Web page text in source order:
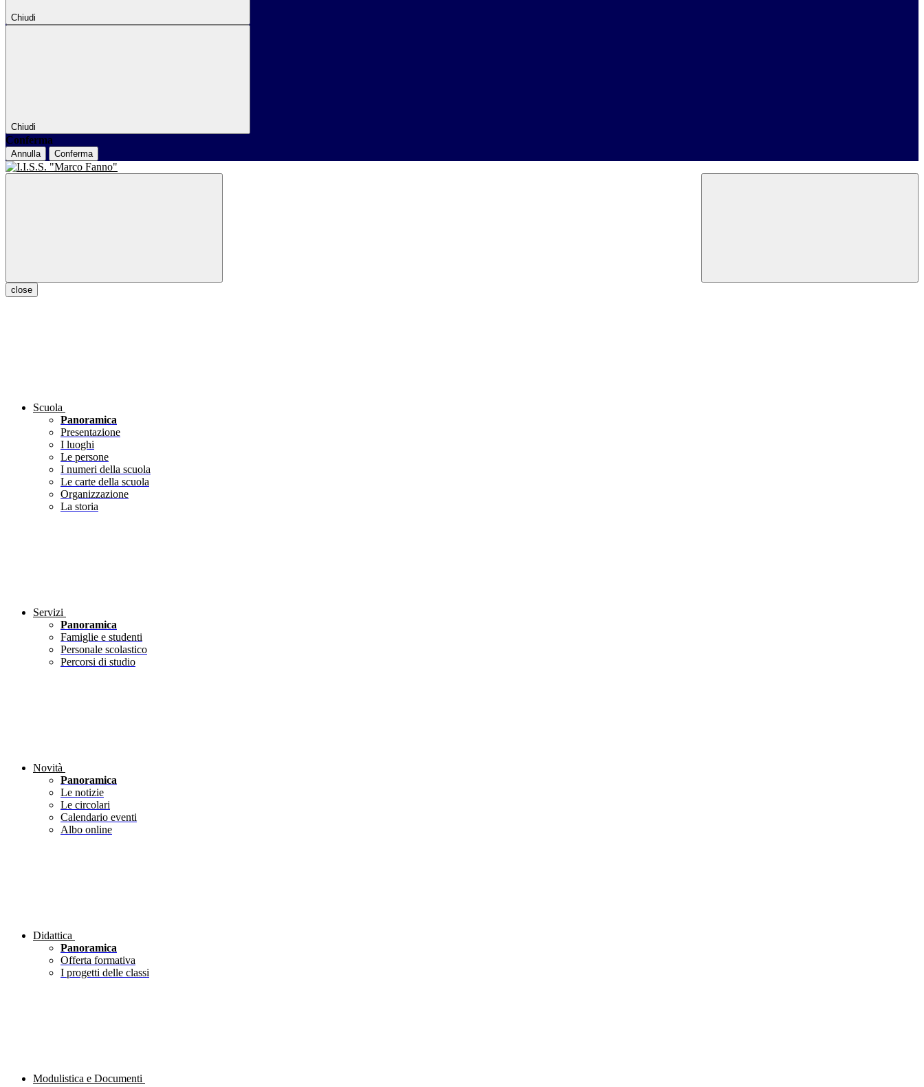
Chiudi
Chiudi
Conferma
Annulla Conferma
close
Scuola
Panoramica
Presentazione
I luoghi
Le persone
I numeri della scuola
Le carte della scuola
Organizzazione
La storia
Servizi
Panoramica
Famiglie e studenti
Personale scolastico
Percorsi di studio
Novità
Panoramica
Le notizie
Le circolari
Calendario eventi
Albo online
Didattica
Panoramica
Offerta formativa
I progetti delle classi
Modulistica e Documenti